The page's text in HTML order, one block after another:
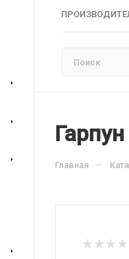
Главная —